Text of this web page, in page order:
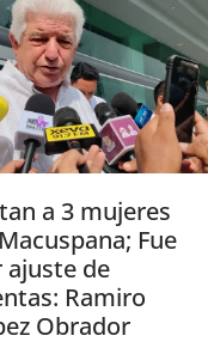
a 3 mujeres
Fue
ajuste de
Ramiro
Obrador